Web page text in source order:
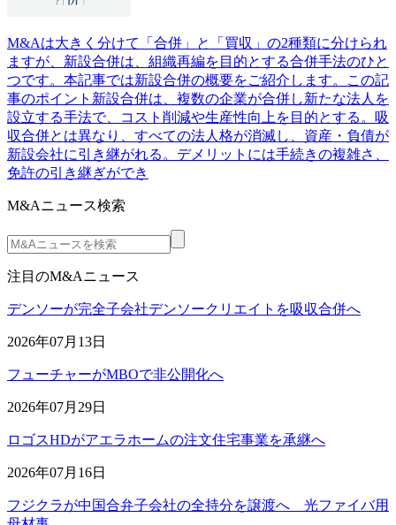
M&Aは大きく分けて「合併」と「買収」の2種類に分けられ
ますが、新設合併は、組織再編を目的とする合併手法のひと
つです。本記事では新設合併の概要をご紹介します。この記
事のポイント新設合併は、複数の企業が合併し新たな法人を
設立する手法で、コスト削減や生産性向上を目的とする。吸
収合併とは異なり、すべての法人格が消滅し、資産・負債が
新設会社に引き継がれる。デメリットには手続きの複雑さ、
免許の引き継ぎができ
M&Aニュース検索
注目のM&Aニュース
デンソーが完全子会社デンソークリエイトを吸収合併へ
2026年07月13日
フューチャーがMBOで非公開化へ
2026年07月29日
ロゴスHDがアエラホームの注文住宅事業を承継へ
2026年07月16日
フジクラが中国合弁子会社の全持分を譲渡へ 光ファイバ用